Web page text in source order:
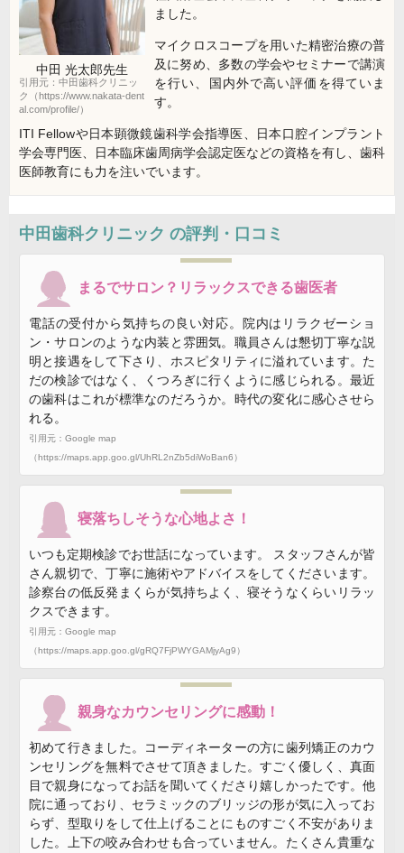
中田 光太郎先生
引用元：中田歯科クリニッ
ク（https://www.nakata-dent
al.com/profile/）
ました。
マイクロスコープを用いた精密治療の普
及に努め、多数の学会やセミナーで講演
を行い、国内外で高い評価を得ていま
す。
ITI Fellowや日本顕微鏡歯科学会指導医、日本口腔インプラント
学会専門医、日本臨床歯周病学会認定医などの資格を有し、歯科
医師教育にも力を注いでいます。
中田歯科クリニック の評判・口コミ
まるでサロン？リラックスできる歯医者
電話の受付から気持ちの良い対応。院内はリラクゼーショ
ン・サロンのような内装と雰囲気。職員さんは懇切丁寧な説
明と接遇をして下さり、ホスピタリティに溢れています。た
だの検診ではなく、くつろぎに行くように感じられる。最近
の歯科はこれが標準なのだろうか。時代の変化に感心させら
れる。
引用元：Google map
（https://maps.app.goo.gl/UhRL2nZb5diWoBan6）
寝落ちしそうな心地よさ！
いつも定期検診でお世話になっています。 スタッフさんが皆
さん親切で、丁寧に施術やアドバイスをしてくださいます。
診察台の低反発まくらが気持ちよく、寝そうなくらいリラッ
クスできます。
引用元：Google map
（https://maps.app.goo.gl/gRQ7FjPWYGAMjyAg9）
親身なカウンセリングに感動！
初めて行きました。コーディネーターの方に歯列矯正のカウ
ンセリングを無料でさせて頂きました。すごく優しく、真面
目で親身になってお話を聞いてくださり嬉しかったです。他
院に通っており、セラミックのブリッジの形が気に入ってお
らず、型取りをして仕上げることにものすごく不安がありま
した。上下の咬み合わせも合っていません。たくさん貴重な